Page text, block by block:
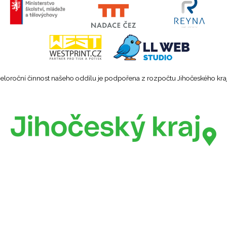
činnost našeho oddílu je podpořena z rozpočtu Jihočeského